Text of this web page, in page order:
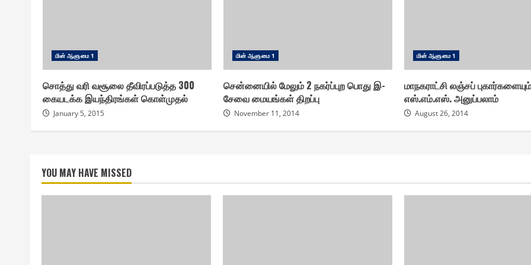
மின் ஆளுமை 1
சொத்து வரி வசூலை தீவிரப்படுத்த 300
கையடக்க இயந்திரங்கள் கொள்முதல்
January 5, 2015
மின் ஆளுமை 1
சென்னையில் மேலும் 2 நகர்ப்புற பொது இ-
சேவை மையங்கள் திறப்பு
November 11, 2014
மின் ஆளுமை 1
மாநகராட்சி லஞ்சப் புகார்களையும்
எஸ்.எம்.எஸ். அனுப்பலாம்
August 26, 2014
YOU MAY HAVE MISSED